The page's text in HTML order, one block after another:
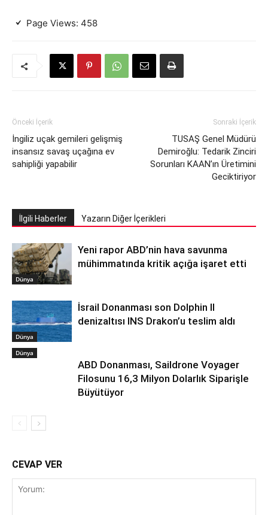
Page Views: 458
Önceki İçerik
İngiliz uçak gemileri gelişmiş
insansız savaş uçağına ev
sahipliği yapabilir
Sonraki İçerik
TUSAŞ Genel Müdürü
Demiroğlu: Tedarik Zinciri
Sorunları KAAN’ın Üretimini
Geciktiriyor
İlgili Haberler Yazarın Diğer İçerikleri
Dünya
Yeni rapor ABD’nin hava savunma
mühimmatında kritik açığa işaret etti
Dünya
İsrail Donanması son Dolphin II
denizaltısı INS Drakon’u teslim aldı
Dünya
ABD Donanması, Saildrone Voyager
Filosunu 16,3 Milyon Dolarlık Siparişle
Büyütüyor
CEVAP VER